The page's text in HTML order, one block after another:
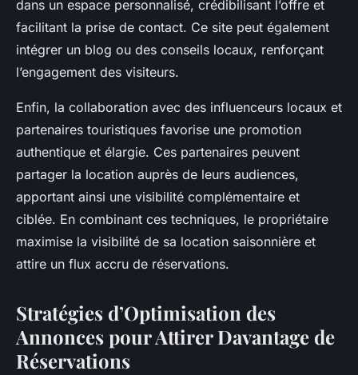
dans un espace personnalisé, crédibilisant l’offre et
facilitant la prise de contact. Ce site peut également
intégrer un blog ou des conseils locaux, renforçant
l’engagement des visiteurs.
Enfin, la collaboration avec des influenceurs locaux et
partenaires touristiques favorise une promotion
authentique et élargie. Ces partenaires peuvent
partager la location auprès de leurs audiences,
apportant ainsi une visibilité complémentaire et
ciblée. En combinant ces techniques, le propriétaire
maximise la visibilité de sa location saisonnière et
attire un flux accru de réservations.
Stratégies d’Optimisation des
Annonces pour Attirer Davantage de
Réservations